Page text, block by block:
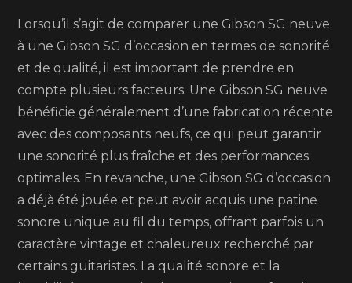
Lorsqu’il s’agit de comparer une Gibson SG neuve
à une Gibson SG d’occasion en termes de sonorité
et de qualité, il est important de prendre en
compte plusieurs facteurs. Une Gibson SG neuve
bénéficie généralement d’une fabrication récente
avec des composants neufs, ce qui peut garantir
une sonorité plus fraîche et des performances
optimales. En revanche, une Gibson SG d’occasion
a déjà été jouée et peut avoir acquis une patine
sonore unique au fil du temps, offrant parfois un
caractère vintage et chaleureux recherché par
certains guitaristes. La qualité sonore et la